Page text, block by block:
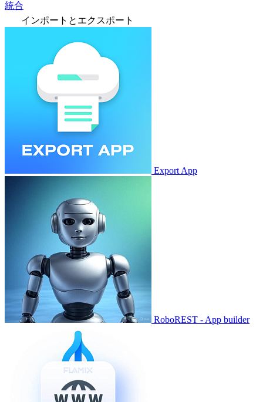
統合
インポートとエクスポート
Export App
RoboREST - App builder